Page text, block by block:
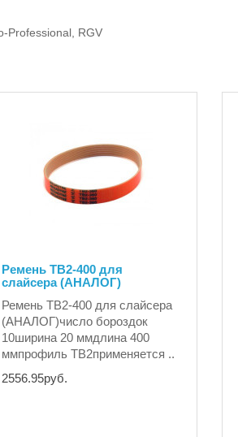
Professional, RGV
Ремень ТВ2-400 для
слайсера (АНАЛОГ)
Ремень ТВ2-400 для слайсера
(АНАЛОГ)число бороздок
10ширина 20 ммдлина 400
ммпрофиль TB2применяется ..
2556.95руб.